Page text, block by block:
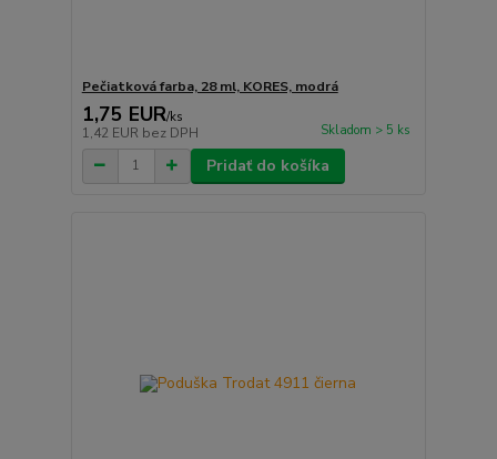
Pečiatková farba, 28 ml, KORES, modrá
1,75 EUR/ks
1,42 EUR bez DPH Skladom > 5 ks
Pridať do košíka